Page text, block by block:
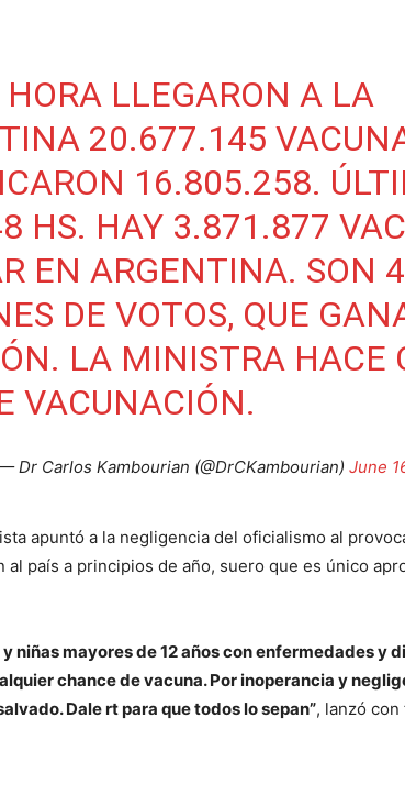
LLEGARON A LA
20.677.145
16.805.258.
HS. HAY 3.871.877
EN ARGENTINA. SON 4
DE VOTOS, QUE
LA MINISTRA HACE
VACUNACIÓN.
Dr Carlos Kambourian (@DrCKambourian) June
apuntó a la negligencia del oficialismo al
al país a principios de año, suero que es único
niñas mayores de 12 años con enfermedades y
chance de vacuna. Por inoperancia y
Dale rt para que todos lo sepan”, lanzó